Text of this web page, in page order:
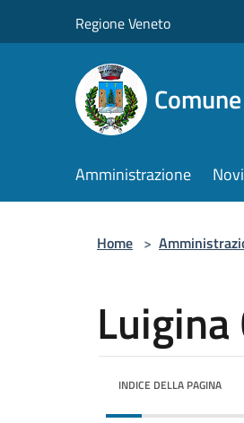
Regione Veneto
Amministrazione
Home >
Luigina
INDICE DELLA PAGINA